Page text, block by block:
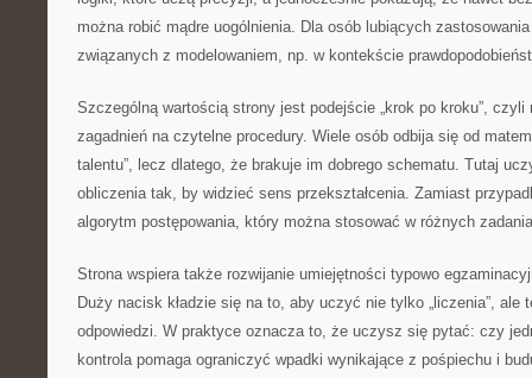
można robić mądre uogólnienia. Dla osób lubiących
związanych z modelowaniem, np. w kontekście
Szczególną wartością strony jest podejście „krok po kroku”,
zagadnień na czytelne procedury. Wiele osób odbija się od
talentu”, lecz dlatego, że brakuje im dobrego schematu. Tutaj
obliczenia tak, by widzieć sens przekształcenia. Zamiast
algorytm postępowania, który można stosować w różnych
Strona wspiera także rozwijanie umiejętności typowo
Duży nacisk kładzie się na to, aby uczyć nie tylko „liczenia”, ale
odpowiedzi. W praktyce oznacza to, że uczysz się pytać: czy
kontrola pomaga ograniczyć wpadki wynikające z pośpiechu i